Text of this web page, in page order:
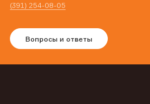
(391) 254-08-05
Вопросы и ответы